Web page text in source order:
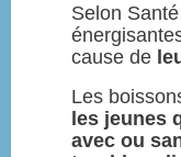
Selon
cause de
Les
les jeunes
avec ou